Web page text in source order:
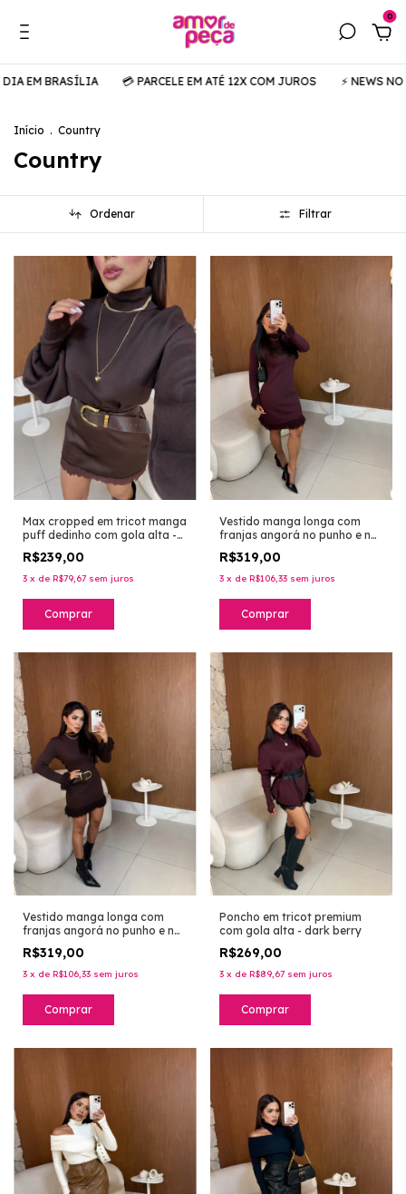
0
💳 PARCELE EM ATÉ 12X COM JUROS ⚡️ NEWS NO AR 🚚
Início . Country
Country
Ordenar Filtrar
Max cropped em tricot manga
puff dedinho com gola alta -
R$239,00
3 x de R$79,67 sem juros
Comprar
Vestido manga longa com
franjas angorá no punho e na
dark berry
R$319,00
3 x de R$106,33 sem juros
Comprar
Vestido manga longa com
franjas angorá no punho e na
barra em tricot premium -
marrom
R$319,00
3 x de R$106,33 sem juros
Comprar
Poncho em tricot premium
com gola alta - dark berry
R$269,00
3 x de R$89,67 sem juros
Comprar